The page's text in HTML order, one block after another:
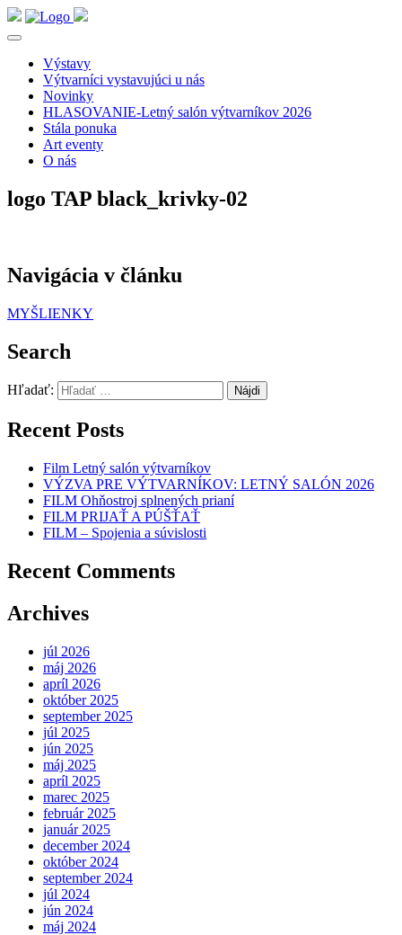
Výstavy
Výtvarníci vystavujúci u nás
Novinky
HLASOVANIE-Letný salón výtvarníkov 2026
Stála ponuka
Art eventy
O nás
logo TAP black_krivky-02
Navigácia v článku
MYŠLIENKY
Search
Hľadať:
Recent Posts
Film Letný salón výtvarníkov
VÝZVA PRE VÝTVARNÍKOV: LETNÝ SALÓN 2026
FILM Ohňostroj splnených prianí
FILM PRIJAŤ A PÚŠŤAŤ
FILM – Spojenia a súvislosti
Recent Comments
Archives
júl 2026
máj 2026
apríl 2026
október 2025
september 2025
júl 2025
jún 2025
máj 2025
apríl 2025
marec 2025
február 2025
január 2025
december 2024
október 2024
september 2024
júl 2024
jún 2024
máj 2024